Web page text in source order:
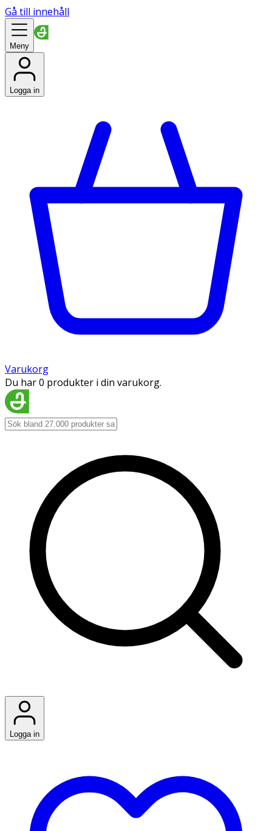
Gå till innehåll
Meny
Logga in
Varukorg
Du har 0 produkter i din varukorg.
Logga in